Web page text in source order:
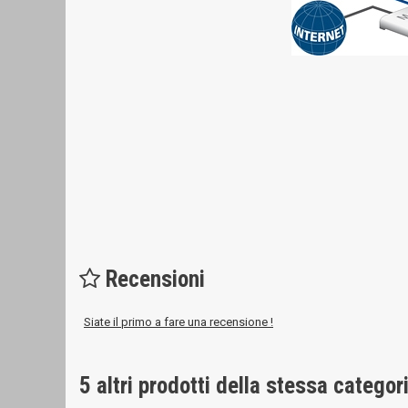
Recensioni
Siate il primo a fare una recensione !
5 altri prodotti della stessa